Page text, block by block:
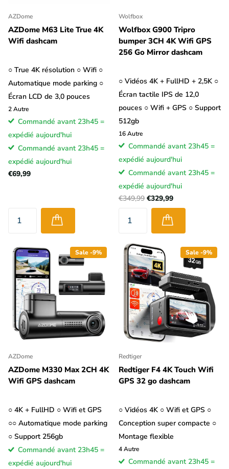
AZDome
AZDome M63 Lite True 4K
Wifi dashcam
○ True 4K résolution ○ Wifi ○
Automatique mode parking ○
Écran LCD de 3,0 pouces
2Autre
Commandé avant 23h45 =
expédié aujourd'hui
Commandé avant 23h45 =
expédié aujourd'hui
€69,99
Wolfbox
Wolfbox G900 Tripro
bumper 3CH 4K Wifi GPS
256 Go Mirror dashcam
○ Vidéos 4K + FullHD + 2,5K ○
Écran tactile IPS de 12,0
pouces ○ Wifi + GPS ○ Support
512gb
16Autre
Commandé avant 23h45 =
expédié aujourd'hui
Commandé avant 23h45 =
expédié aujourd'hui
€349,99 €329,99
Sale -9%
AZDome
AZDome M330 Max 2CH 4K
Wifi GPS dashcam
○ 4K + FullHD ○ Wifi et GPS
○○ Automatique mode parking
○ Support 256gb
Commandé avant 23h45 =
expédié aujourd'hui
Sale -9%
Redtiger
Redtiger F4 4K Touch Wifi
GPS 32 go dashcam
○ Vidéos 4K ○ Wifi et GPS ○
Conception super compacte ○
Montage flexible
4Autre
Commandé avant 23h45 =